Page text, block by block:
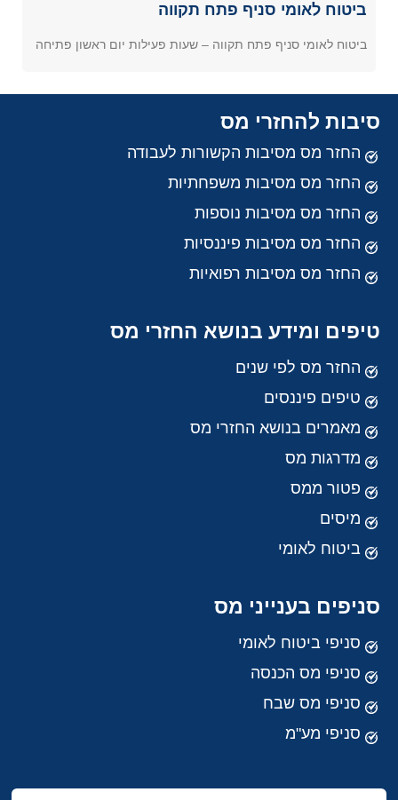
ביטוח לאומי סניף פתח תקווה
ביטוח לאומי סניף פתח תקווה – שעות פעילות יום ראשון פתיחה
סיבות להחזרי מס
החזר מס מסיבות הקשורות לעבודה
החזר מס מסיבות משפחתיות
החזר מס מסיבות נוספות
החזר מס מסיבות פיננסיות
החזר מס מסיבות רפואיות
טיפים ומידע בנושא החזרי מס
החזר מס לפי שנים
טיפים פיננסים
מאמרים בנושא החזרי מס
מדרגות מס
פטור ממס
מיסים
ביטוח לאומי
סניפים בענייני מס
סניפי ביטוח לאומי
סניפי מס הכנסה
סניפי מס שבח
סניפי מע"מ